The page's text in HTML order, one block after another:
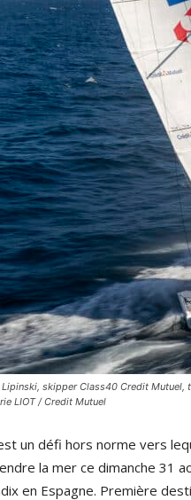
Lipinski, skipper Class40 Credit
LIOT / Credit Mutuel
un défi hors norme vers
la mer ce dimanche 31
en Espagne. Première